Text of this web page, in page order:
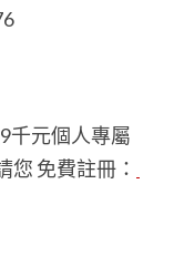
千元個人專屬
免費註冊：